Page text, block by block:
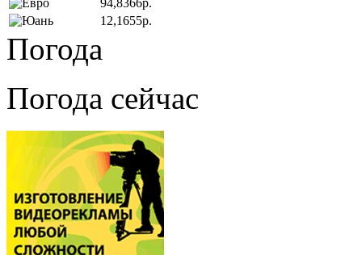
12,1655р.
Погода
Погода сейчас